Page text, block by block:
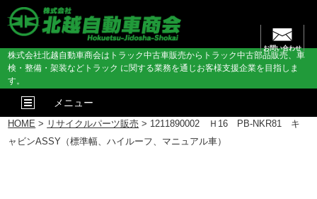
お問い合わせ
株式会社北越自動車商会はトラック中古車販売からトラック中古部品販売、車
検・整備・架装などトラック に関する業務を通じお客様支援企業を目指しま
す。
メニュー
HOME > リサイクルパーツ販売 > 1211890002 Ｈ16 PB-NKR81 キ
ャビンASSY（標準幅、ハイルーフ、マニュアル車）